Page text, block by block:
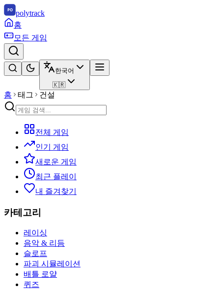
polytrack
홈
모든 게임
한국어
🇰🇷
홈 태그 건설
전체 게임
인기 게임
새로운 게임
최근 플레이
내 즐겨찾기
카테고리
레이싱
음악 & 리듬
슬로프
파괴 시뮬레이션
배틀 로얄
퀴즈